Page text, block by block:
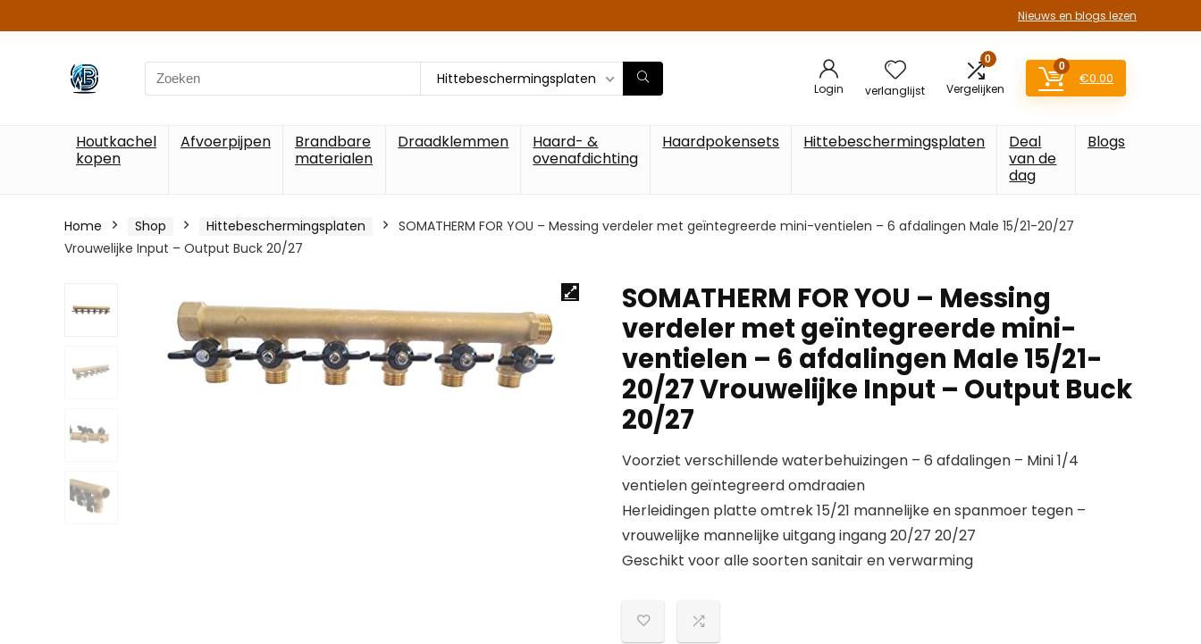
Nieuws en blogs lezen
Search
for:
Hittebeschermingsplaten
Login verlanglijst
0
Vergelijken
0
€0.00
Houtkachel
kopen
Afvoerpijpen
Brandbare
materialen
Draadklemmen
Haard- &
ovenafdichting
Haardpokensets Hittebeschermingsplaten
Deal
van de
dag
Blogs
Home Shop Hittebeschermingsplaten
SOMATHERM FOR YOU – Messing verdeler met geïntegreerde mini-ventielen – 6 afdalingen Male 15/21-20/27
Vrouwelijke Input – Output Buck 20/27
SOMATHERM FOR YOU – Messing
verdeler met geïntegreerde mini-
ventielen – 6 afdalingen Male 15/21-
20/27 Vrouwelijke Input – Output Buck
20/27
Voorziet verschillende waterbehuizingen – 6 afdalingen – Mini 1/4
ventielen geïntegreerd omdraaien
Herleidingen platte omtrek 15/21 mannelijke en spanmoer tegen –
vrouwelijke mannelijke uitgang ingang 20/27 20/27
Geschikt voor alle soorten sanitair en verwarming